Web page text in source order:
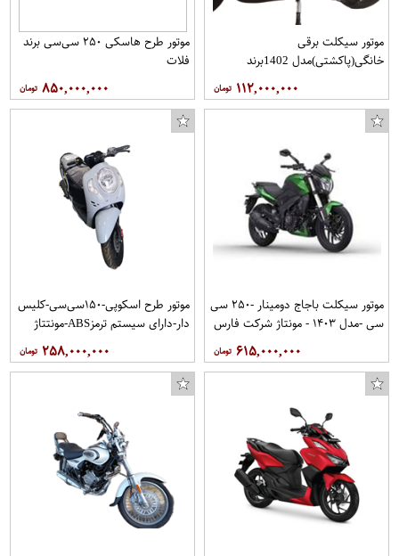
موتور سیکلت برقی
خانگی(پاکشتی)مدل 1402برند
۱۱۲,۰۰۰,۰۰۰
موتور طرح هاسکی ۲۵۰ سی‌سی برند
فلات
۸۵۰,۰۰۰,۰۰۰
موتور سیکلت باجاج دومینار -۲۵۰ سی
سی -مدل ۱۴۰۳ - مونتاژ شرکت فارس
۶۱۵,۰۰۰,۰۰۰
موتور طرح اسکوپی-۱۵۰سی‌سی-کلیس
دار-دارای سیستم ترمزABS-مونتتاژ
۲۵۸,۰۰۰,۰۰۰